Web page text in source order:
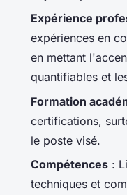
Expérience
expériences en
en mettant
quantifiables et
Formation
certifications,
le poste visé.
Compétences :
techniques et